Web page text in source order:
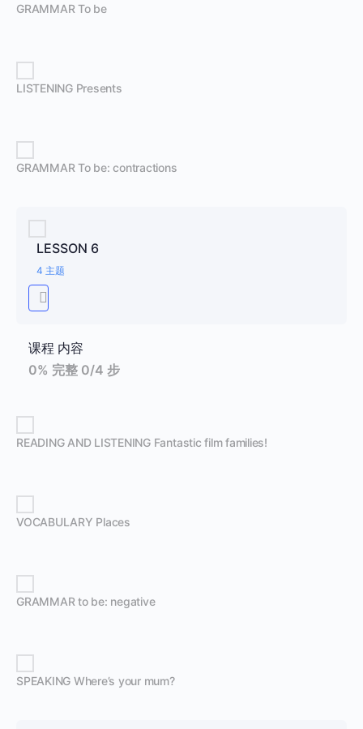
GRAMMAR To be
LISTENING Presents
GRAMMAR To be: contractions
LESSON 6
4 主题
课程 内容
0% 完整 0/4 步
READING AND LISTENING Fantastic film families!
VOCABULARY Places
GRAMMAR to be: negative
SPEAKING Where’s your mum?